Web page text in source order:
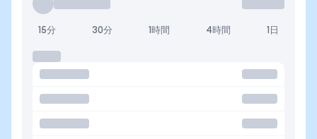
15分 30分 1時間 4時間 1日